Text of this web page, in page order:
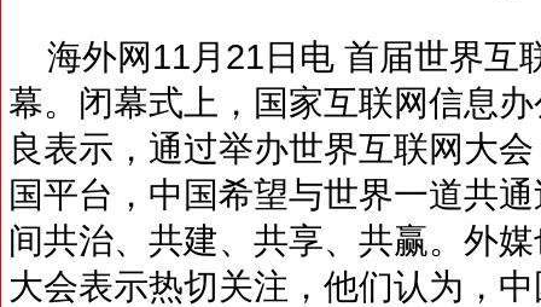
海外网11月21日电 首届世界互
幕。闭幕式上，国家互联网信息
良表示，通过举办世界互联网大
国平台，中国希望与世界一道共
间共治、共建、共享、共赢。外
大会表示热切关注，他们认为，